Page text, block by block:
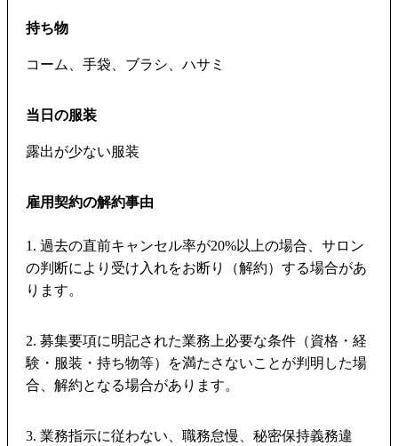
持ち物
コーム、手袋、ブラシ、ハサミ
当日の服装
露出が少ない服装
雇用契約の解約事由
1. 過去の直前キャンセル率が20%以上の場合、サロン
の判断により受け入れをお断り（解約）する場合があ
ります。
2. 募集要項に明記された業務上必要な条件（資格・経
験・服装・持ち物等）を満たさないことが判明した場
合、解約となる場合があります。
3. 業務指示に従わない、職務怠慢、秘密保持義務違